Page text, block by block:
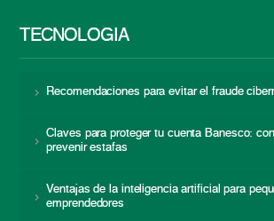
TECNOLOGÍA
Recomendaciones para evitar el fraude
Claves para proteger tu cuenta Banesco:
prevenir estafas
Ventajas de la inteligencia artificial para
emprendedores